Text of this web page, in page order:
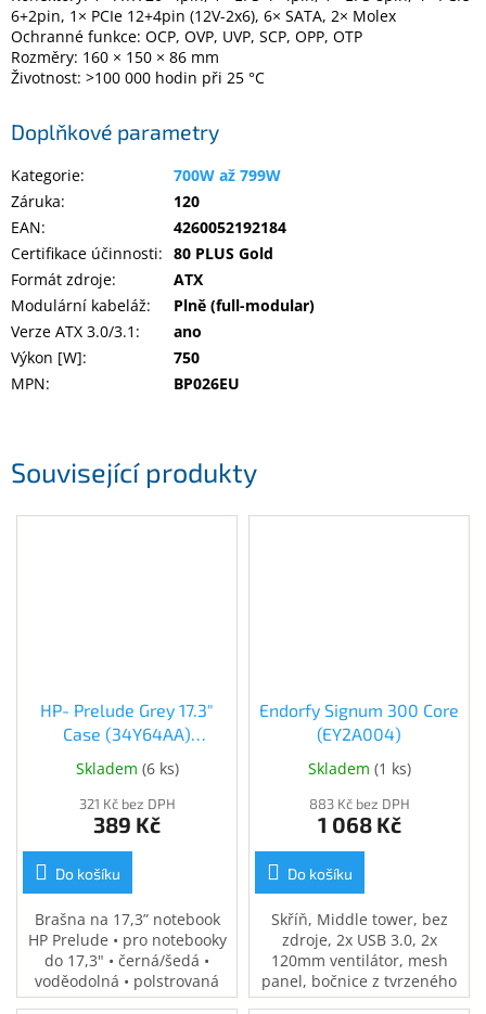
Související produkty
HP- Prelude Grey 17.3"
Case (34Y64AA)
(34Y64AA)
Skladem (6 ks)
321 Kč bez DPH
389 Kč
Do košíku
Brašna na 17,3” notebook
HP Prelude • pro notebooky
do 17,3" • černá/šedá •
voděodolná • polstrovaná
přihrádka na notebook •
Endorfy Signum 300 Core
(EY2A004)
Skladem (1 ks)
883 Kč bez DPH
1 068 Kč
Do košíku
Skříň, Middle tower, bez
zdroje, 2x USB 3.0, 2x
120mm ventilátor, mesh
panel, bočnice z tvrzeného
skla, černá
6+2pin, 1× PCIe 12+4pin (12V-2x6), 6× SATA, 2× Molex
Ochranné funkce: OCP, OVP, UVP, SCP, OPP, OTP
Rozměry: 160 × 150 × 86 mm
Životnost: >100 000 hodin při 25 °C
Doplňkové parametry
Kategorie:
700W až 799W
Záruka:
120
EAN:
4260052192184
Certifikace účinnosti: 80 PLUS Gold
Formát zdroje:
ATX
Modulární kabeláž:
Plně (full-modular)
Verze ATX 3.0/3.1 :
ano
Výkon [W]:
750
MPN: BP026EU